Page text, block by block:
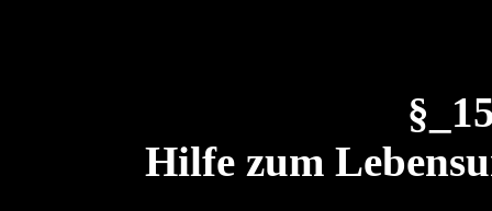
Hilfe zum